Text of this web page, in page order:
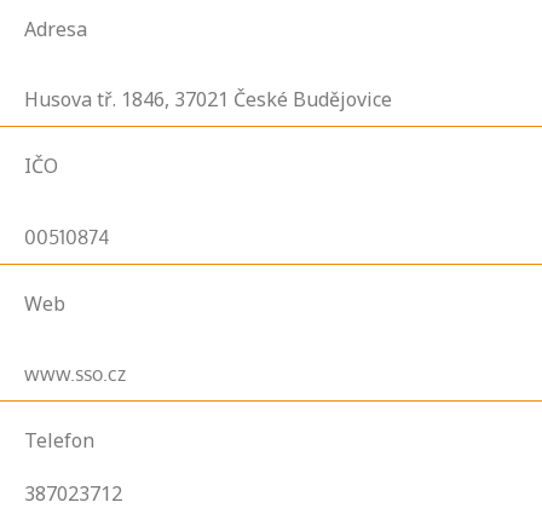
Adresa
Husova tř. 1846, 37021 České Budějovice
IČO
00510874
Web
www.sso.cz
Telefon
387023712